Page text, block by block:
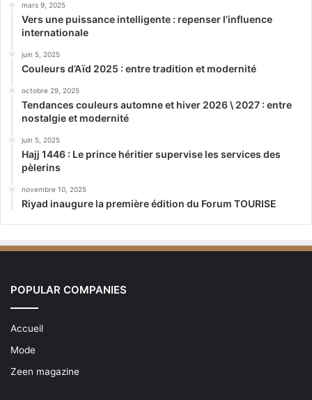
mars 9, 2025
Vers une puissance intelligente : repenser l’influence
internationale
juin 5, 2025
Couleurs d’Aïd 2025 : entre tradition et modernité
octobre 29, 2025
Tendances couleurs automne et hiver 2026 \ 2027 : entre
nostalgie et modernité
juin 5, 2025
Hajj 1446 : Le prince héritier supervise les services des
pèlerins
novembre 10, 2025
Riyad inaugure la première édition du Forum TOURISE
POPULAR COMPANIES
Accueil
Mode
Zeen magazine